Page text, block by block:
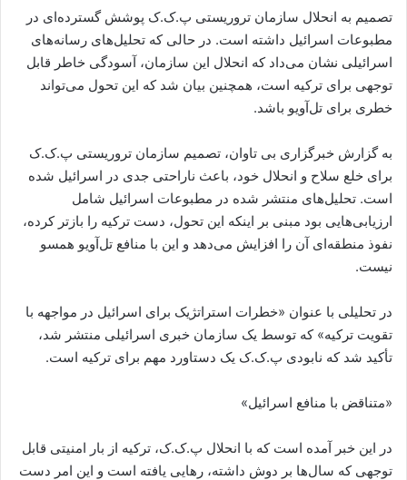
تصمیم به انحلال سازمان تروریستی پ.ک.ک پوشش گسترده‌ای در
مطبوعات اسرائیل داشته است. در حالی که تحلیل‌های رسانه‌های
اسرائیلی نشان می‌داد که انحلال این سازمان، آسودگی خاطر قابل
توجهی برای ترکیه است، همچنین بیان شد که این تحول می‌تواند
خطری برای تل‌آویو باشد.
به گزارش خبرگزاری بی تاوان، تصمیم سازمان تروریستی پ.ک.ک
برای خلع سلاح و انحلال خود، باعث ناراحتی جدی در اسرائیل شده
است. تحلیل‌های منتشر شده در مطبوعات اسرائیل شامل
ارزیابی‌هایی بود مبنی بر اینکه این تحول، دست ترکیه را بازتر کرده،
نفوذ منطقه‌ای آن را افزایش می‌دهد و این با منافع تل‌آویو همسو
نیست.
در تحلیلی با عنوان «خطرات استراتژیک برای اسرائیل در مواجهه با
تقویت ترکیه» که توسط یک سازمان خبری اسرائیلی منتشر شد،
تأکید شد که نابودی پ.ک.ک یک دستاورد مهم برای ترکیه است.
«متناقض با منافع اسرائیل»
در این خبر آمده است که با انحلال پ.ک.ک، ترکیه از بار امنیتی قابل
توجهی که سال‌ها بر دوش داشته، رهایی یافته است و این امر دست